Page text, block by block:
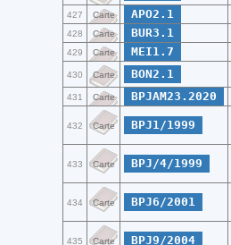
427 Carte APO2.1
428 Carte BUR3.1
429 Carte MEI1.7
430 Carte BON2.1
431 Carte BPJAM23.2020
432 Carte BPJ1/1999
433 Carte BPJ/4/1999
434 Carte BPJ6/2001
435 Carte BPJ9/2004